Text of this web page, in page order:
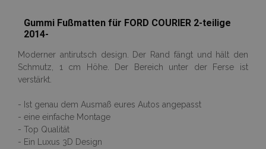
Gummi Fußmatten für FORD COURIER 2-teilige
2014-
Moderner antirutsch design. Der Rand fängt und hält den
Schmutz, 1 cm Höhe. Der Bereich unter der Ferse ist
verstärkt.
- Ist genau dem Ausmaß eures Autos angepasst
- eine einfache Montage
- Top Qualität
- Ein Luxus 3D Design